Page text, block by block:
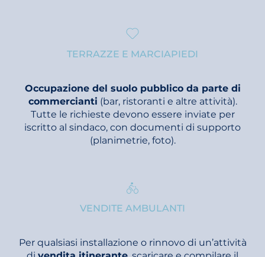
TERRAZZE E MARCIAPIEDI
Occupazione del suolo pubblico da parte di
commercianti (bar, ristoranti e altre attività).
Tutte le richieste devono essere inviate per
iscritto al sindaco, con documenti di supporto
(planimetrie, foto).
VENDITE AMBULANTI
Per qualsiasi installazione o rinnovo di un’attività